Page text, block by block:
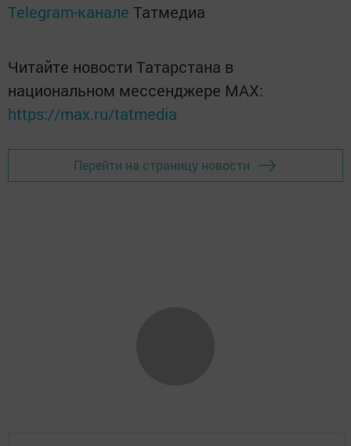
Telegram-канале Татмедиа
Читайте новости Татарстана в
национальном мессенджере MАХ:
https://max.ru/tatmedia
Перейти на страницу новости